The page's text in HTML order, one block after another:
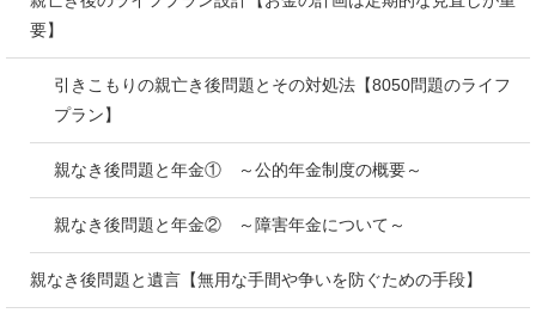
要】
引きこもりの親亡き後問題とその対処法【8050問題のライフ
プラン】
親なき後問題と年金① ～公的年金制度の概要～
親なき後問題と年金② ～障害年金について～
親なき後問題と遺言【無用な手間や争いを防ぐための手段】